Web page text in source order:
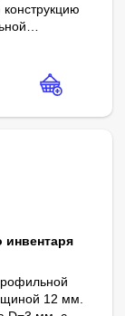
инвентаря
12 мм.